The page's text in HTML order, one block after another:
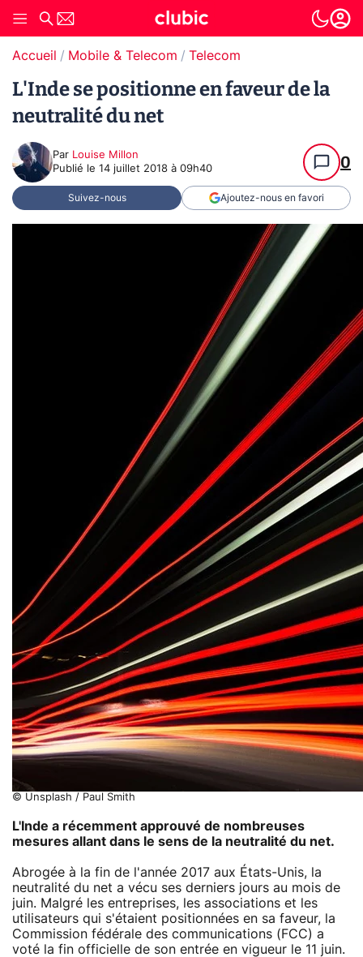
Accueil Mobile & Telecom Telecom
L'Inde se positionne en faveur de la
neutralité du net
Par Louise Millon
Publié le 14 juillet 2018 à 09h40 0
Suivez-nous Ajoutez-nous en favori
© Unsplash / Paul Smith
L'Inde a récemment approuvé de nombreuses
mesures allant dans le sens de la neutralité du net.
Abrogée à la fin de l'année 2017 aux États-Unis, la
neutralité du net a vécu ses derniers jours au mois de
juin. Malgré les entreprises, les associations et les
utilisateurs qui s'étaient positionnées en sa faveur, la
Commission fédérale des communications (FCC) a
voté la fin officielle de son entrée en vigueur le 11 juin.